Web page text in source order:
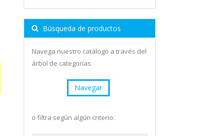
Búsqueda de productos
Navega nuestro catálogo a través del
árbol de categorías
Navegar
o filtra según algún criterio: